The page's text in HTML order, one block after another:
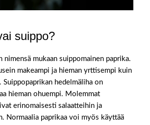
suippo?
nimensä mukaan suippomainen paprika.
makeampi ja hieman yrttisempi kuin
Suippopaprikan hedelmäliha on
hieman ohuempi. Molemmat
erinomaisesti salaatteihin ja
Normaalia paprikaa voi myös käyttää